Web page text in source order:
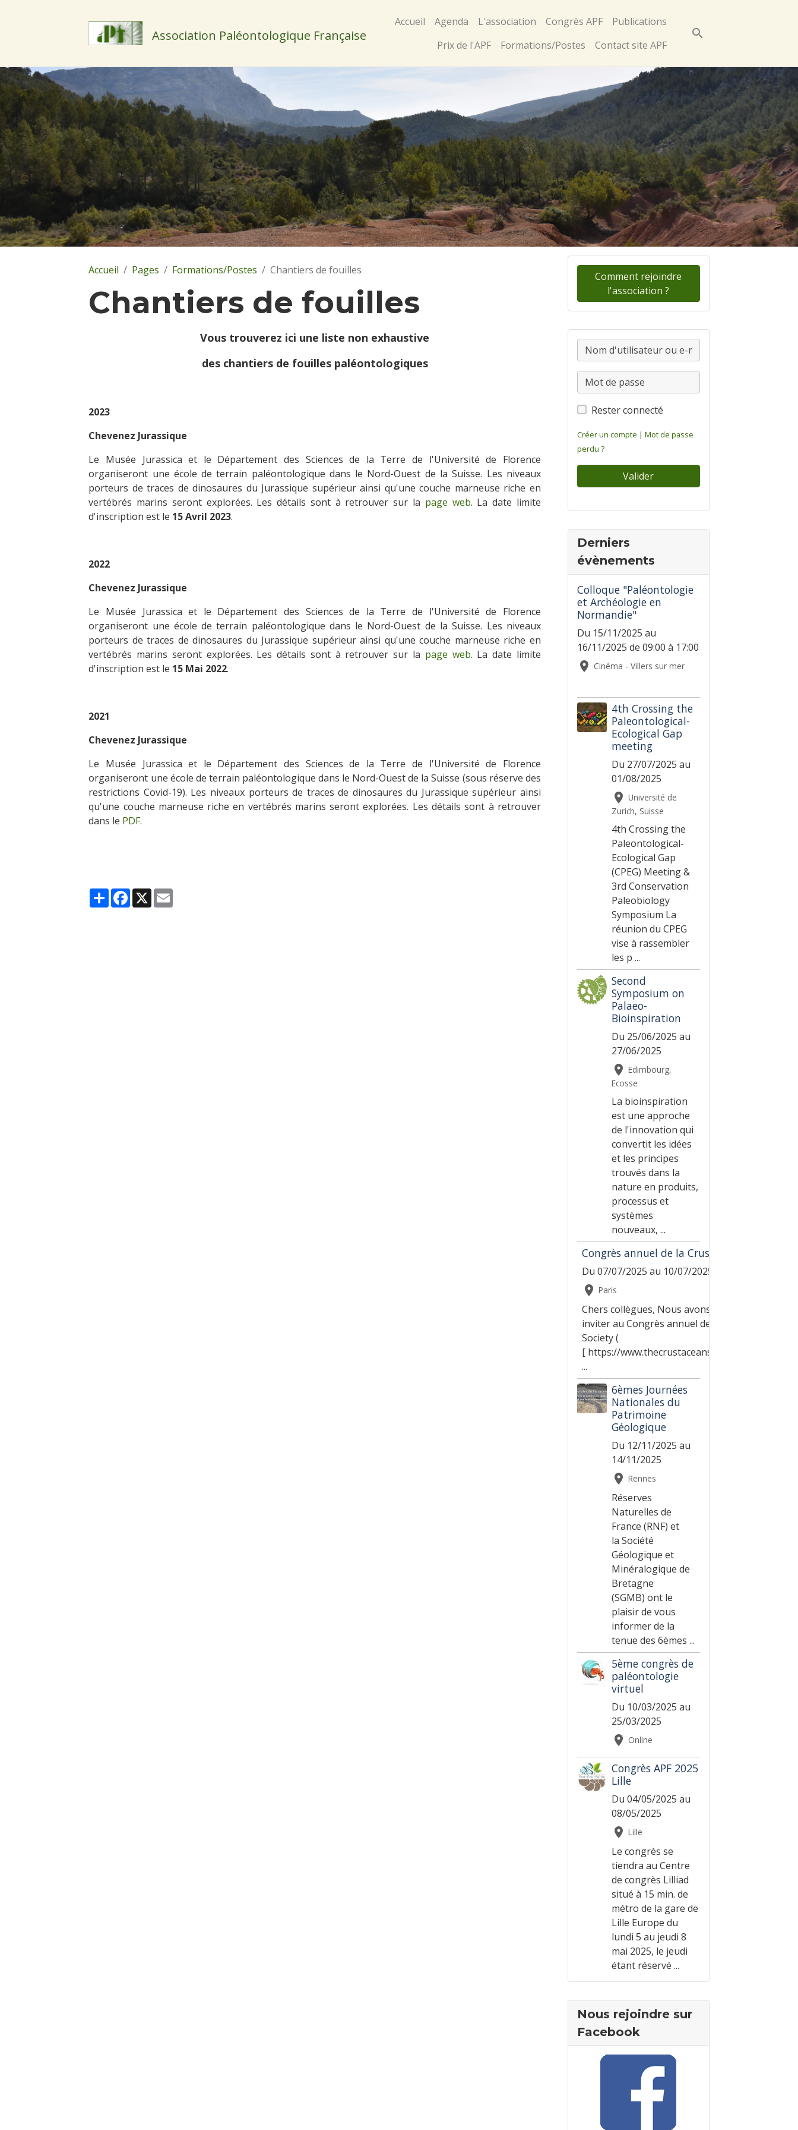
Association Paléontologique Française
Accueil Agenda L'association Congrès APF
Publications
Prix de l'APF
Formations/Postes Contact site APF
Accueil Pages Formations/Postes Chantiers de fouilles
Chantiers de fouilles
Vous trouverez ici une liste non exhaustive
des chantiers de fouilles paléontologiques
2023
Chevenez Jurassique
Le Musée Jurassica et le Département des Sciences de la Terre de l'Université de Florence
organiseront une école de terrain paléontologique dans le Nord-Ouest de la Suisse. Les niveaux
porteurs de traces de dinosaures du Jurassique supérieur ainsi qu'une couche marneuse riche en
vertébrés marins seront explorées. Les détails sont à retrouver sur la page web. La date limite
d'inscription est le 15 Avril 2023.
2022
Chevenez Jurassique
Le Musée Jurassica et le Département des Sciences de la Terre de l'Université de Florence
organiseront une école de terrain paléontologique dans le Nord-Ouest de la Suisse. Les niveaux
porteurs de traces de dinosaures du Jurassique supérieur ainsi qu'une couche marneuse riche en
vertébrés marins seront explorées. Les détails sont à retrouver sur la page web. La date limite
d'inscription est le 15 Mai 2022.
2021
Chevenez Jurassique
Le Musée Jurassica et le Département des Sciences de la Terre de l'Université de Florence
organiseront une école de terrain paléontologique dans le Nord-Ouest de la Suisse (sous réserve des
restrictions Covid-19). Les niveaux porteurs de traces de dinosaures du Jurassique supérieur ainsi
qu'une couche marneuse riche en vertébrés marins seront explorées. Les détails sont à retrouver
dans le PDF.
PartagerFacebook
X
Comment rejoindre
l'association ?
Rester connecté
Créer un compte | Mot de passe
perdu ?
Valider
Derniers
évènements
Colloque "Paléontologie
et Archéologie en
Normandie"
Du 15/11/2025 au
16/11/2025 de 09:00 à 17:00
Cinéma - Villers sur mer
4th Crossing the
Paleontological-
Ecological Gap
meeting
Du 27/07/2025 au
01/08/2025
Université de
Zurich, Suisse
4th Crossing the
Paleontological-
Ecological Gap
(CPEG) Meeting &
3rd Conservation
Paleobiology
Symposium La
réunion du CPEG
vise à rassembler
les p ...
Second
Symposium on
Palaeo-
Bioinspiration
Du 25/06/2025 au
27/06/2025
Edimbourg,
Ecosse
La bioinspiration
est une approche
de l'innovation qui
convertit les idées
et les principes
trouvés dans la
nature en produits,
processus et
systèmes
nouveaux, ...
Congrès annuel de la Crustacean Society
Du 07/07/2025 au 10/07/2025
Paris
Chers collègues, Nous avons le plaisir de vous
inviter au Congrès annuel de la Crustacean
Society (
[ https://www.thecrustaceansociety.org/ | https
...
6èmes Journées
Nationales du
Patrimoine
Géologique
Du 12/11/2025 au
14/11/2025
Rennes
Réserves
Naturelles de
France (RNF) et
la Société
Géologique et
Minéralogique de
Bretagne
(SGMB) ont le
plaisir de vous
informer de la
tenue des 6èmes ...
5ème congrès de
paléontologie
virtuel
Du 10/03/2025 au
25/03/2025
Online
Congrès APF 2025
Lille
Du 04/05/2025 au
08/05/2025
Lille
Le congrès se
tiendra au Centre
de congrès Lilliad
situé à 15 min. de
métro de la gare de
Lille Europe du
lundi 5 au jeudi 8
mai 2025, le jeudi
étant réservé ...
Nous rejoindre sur
Facebook